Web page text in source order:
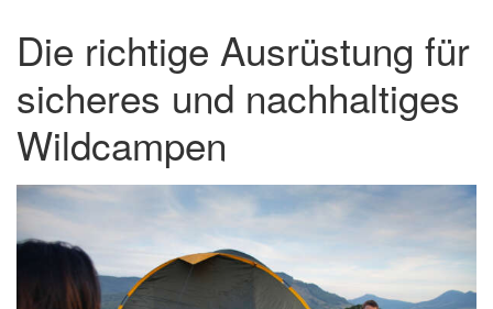
Die richtige Ausrüstung für
sicheres und nachhaltiges
Wildcampen